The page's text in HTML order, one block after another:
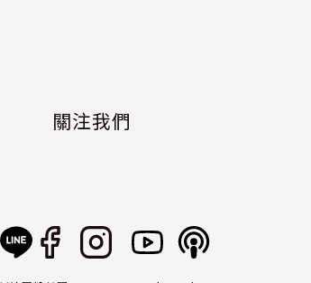
關注我們